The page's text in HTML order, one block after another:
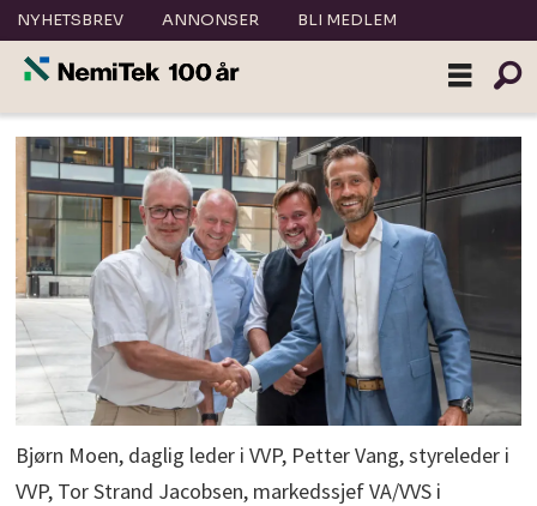
NYHETSBREV ANNONSER BLI MEDLEM
Bjørn Moen, daglig leder i VVP, Petter Vang, styreleder i
VVP, Tor Strand Jacobsen, markedssjef VA/VVS i